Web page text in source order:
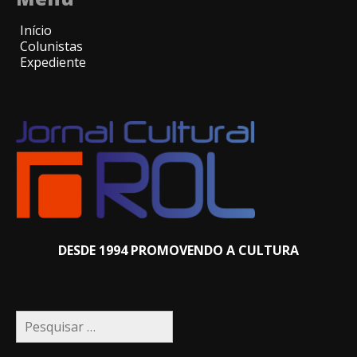
Início
Colunistas
Expediente
DESDE 1994 PROMOVENDO A CULTURA
Pesquisar
por: